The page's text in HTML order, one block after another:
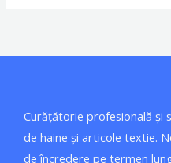
Curățătorie profesională și
de haine și articole textie.
de încredere pe termen